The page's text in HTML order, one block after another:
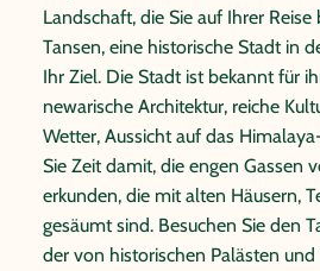
Landschaft, die Sie auf Ihrer
Tansen, eine historische Stadt in
Ihr Ziel. Die Stadt ist bekannt für
newarische Architektur, reiche
Wetter, Aussicht auf das
Sie Zeit damit, die engen Gassen
erkunden, die mit alten Häusern,
gesäumt sind. Besuchen Sie den
der von historischen Palästen